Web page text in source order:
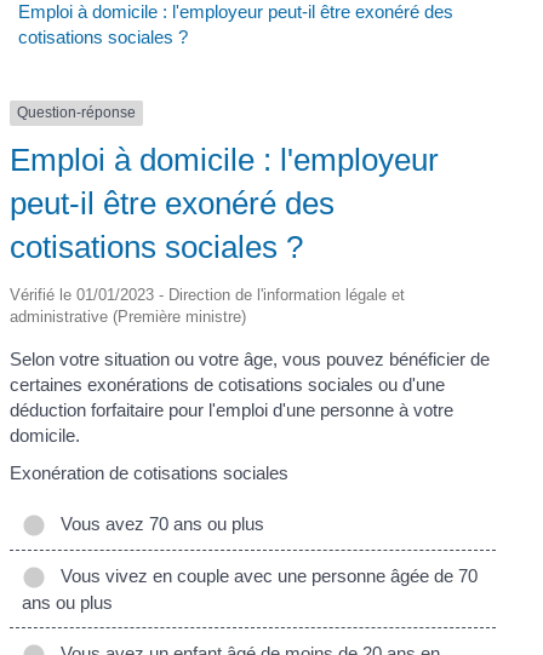
Emploi à domicile : l'employeur peut-il être exonéré des
cotisations sociales ?
Question-réponse
Emploi à domicile : l'employeur
peut-il être exonéré des
cotisations sociales ?
Vérifié le 01/01/2023 - Direction de l'information légale et
administrative (Première ministre)
Selon votre situation ou votre âge, vous pouvez bénéficier de
certaines exonérations de cotisations sociales ou d'une
déduction forfaitaire pour l'emploi d'une personne à votre
domicile.
Exonération de cotisations sociales
Vous avez 70 ans ou plus
Vous vivez en couple avec une personne âgée de 70
ans ou plus